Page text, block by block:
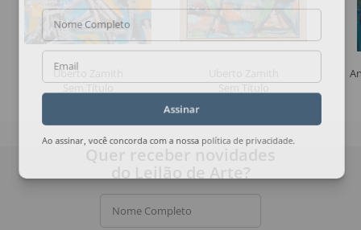
Uberto Zamith
Sem Título
Sem Título
Nome Completo
Email
Assinar
Ao assinar, você concorda com a nossa política de privacidade
Nome Completo